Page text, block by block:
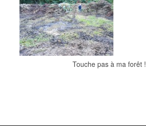
Touche pas à ma forêt !